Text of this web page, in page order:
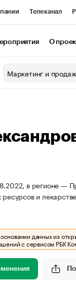
Телеканал
О
Маркетинг и
в регионе —
и
данных из
с сервисом РБК